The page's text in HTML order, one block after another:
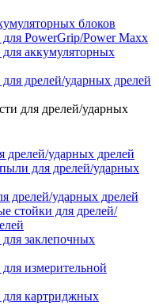
блоков
PowerGrip/Power Maxx
аккумуляторных
дрелей/ударных дрелей
для дрелей/ударных
дрелей/ударных дрелей
для дрелей/ударных
дрелей/ударных дрелей
стойки для дрелей/
заклепочных
измерительной
картриджных